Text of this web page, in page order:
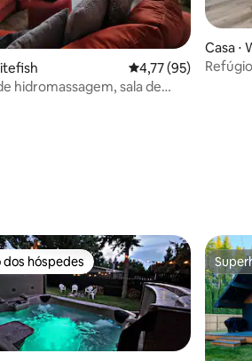
de 5, 30 avaliações4,77 de uma
4,77 (95)
hidromassagem, sala de
Casa ⋅
dos hóspedes
dos hóspedes